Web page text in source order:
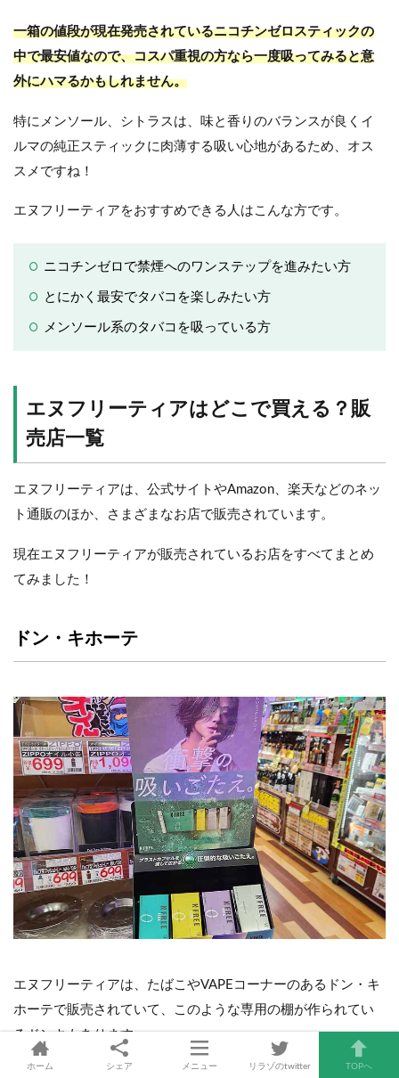
一箱の値段が現在発売されているニコチンゼロスティックの
中で最安値なので、コスパ重視の方なら一度吸ってみると意
外にハマるかもしれません。
特にメンソール、シトラスは、味と香りのバランスが良くイ
ルマの純正スティックに肉薄する吸い心地があるため、オス
スメですね！
エヌフリーティアをおすすめできる人はこんな方です。
ニコチンゼロで禁煙へのワンステップを進みたい方
とにかく最安でタバコを楽しみたい方
メンソール系のタバコを吸っている方
エヌフリーティアはどこで買える？販
売店一覧
エヌフリーティアは、公式サイトやAmazon、楽天などのネッ
ト通販のほか、さまざまなお店で販売されています。
現在エヌフリーティアが販売されているお店をすべてまとめ
てみました！
ドン・キホーテ
エヌフリーティアは、たばこやVAPEコーナーのあるドン・キ
ホーテで販売されていて、このような専用の棚が作られてい
るドンキもあります。
ただし、現時点ではすべてのドン・キホーテでは取り扱われ
ホーム シェア メニュー リラゾのtwitter TOPへ